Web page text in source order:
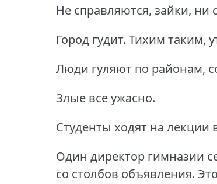
Не справляются, зайки,
Город гудит. Тихим таким,
Люди гуляют по районам,
Злые все ужасно.
Студенты ходят на лекции
Один директор гимназии
со столбов объявления.